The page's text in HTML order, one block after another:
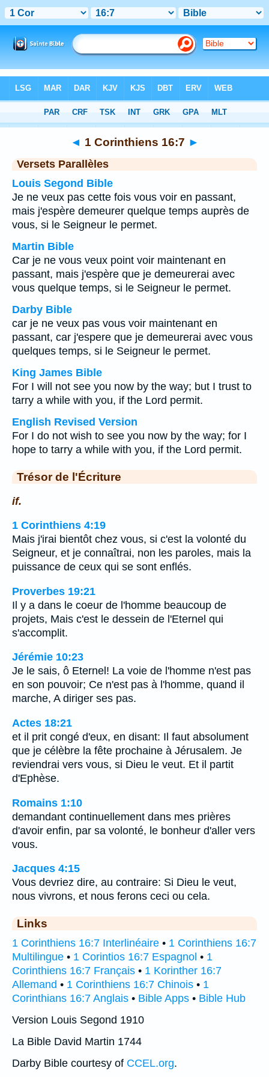
> Chapitre 16 > Verset 7
◄ 1 Corinthiens 16:7 ►
Versets Parallèles
Louis Segond Bible
Je ne veux pas cette fois vous voir en passant,
mais j'espère demeurer quelque temps auprès de
vous, si le Seigneur le permet.
Martin Bible
Car je ne vous veux point voir maintenant en
passant, mais j'espère que je demeurerai avec
vous quelque temps, si le Seigneur le permet.
Darby Bible
car je ne veux pas vous voir maintenant en
passant, car j'espere que je demeurerai avec vous
quelques temps, si le Seigneur le permet.
King James Bible
For I will not see you now by the way; but I trust to
tarry a while with you, if the Lord permit.
English Revised Version
For I do not wish to see you now by the way; for I
hope to tarry a while with you, if the Lord permit.
Trésor de l'Écriture
if.
1 Corinthiens 4:19
Mais j'irai bientôt chez vous, si c'est la volonté du
Seigneur, et je connaîtrai, non les paroles, mais la
puissance de ceux qui se sont enflés.
Proverbes 19:21
Il y a dans le coeur de l'homme beaucoup de
projets, Mais c'est le dessein de l'Eternel qui
s'accomplit.
Jérémie 10:23
Je le sais, ô Eternel! La voie de l'homme n'est pas
en son pouvoir; Ce n'est pas à l'homme, quand il
marche, A diriger ses pas.
Actes 18:21
et il prit congé d'eux, en disant: Il faut absolument
que je célèbre la fête prochaine à Jérusalem. Je
reviendrai vers vous, si Dieu le veut. Et il partit
d'Ephèse.
Romains 1:10
demandant continuellement dans mes prières
d'avoir enfin, par sa volonté, le bonheur d'aller vers
vous.
Jacques 4:15
Vous devriez dire, au contraire: Si Dieu le veut,
nous vivrons, et nous ferons ceci ou cela.
Links
1 Corinthiens 16:7 Interlinéaire • 1 Corinthiens 16:7
Multilingue • 1 Corintios 16:7 Espagnol • 1
Corinthiens 16:7 Français • 1 Korinther 16:7
Allemand • 1 Corinthiens 16:7 Chinois • 1
Corinthians 16:7 Anglais • Bible Apps • Bible Hub
Version Louis Segond 1910
La Bible David Martin 1744
Darby Bible courtesy of CCEL.org.